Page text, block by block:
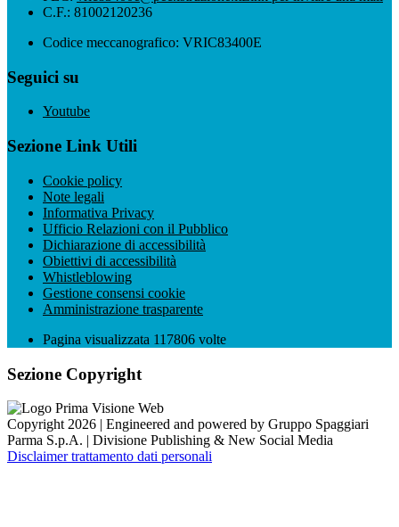
C.F.: 81002120236
Codice meccanografico: VRIC83400E
Seguici su
Youtube
Sezione Link Utili
Cookie policy
Note legali
Informativa Privacy
Ufficio Relazioni con il Pubblico
Dichiarazione di accessibilità
Obiettivi di accessibilità
Whistleblowing
Gestione consensi cookie
Amministrazione trasparente
Pagina visualizzata 117806 volte
Sezione Copyright
Copyright 2026 | Engineered and powered by Gruppo Spaggiari
Parma S.p.A. | Divisione Publishing & New Social Media
Disclaimer trattamento dati personali